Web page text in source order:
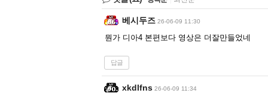
베시두즈 26-06-09 11:30
뭔가 디아4 본편보다 영상은 더잘만들었네
답글
xkdlfns 26-06-09 11:34